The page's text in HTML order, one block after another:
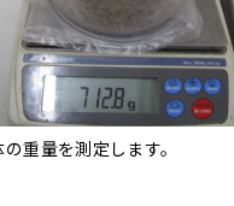
重量を測定します。